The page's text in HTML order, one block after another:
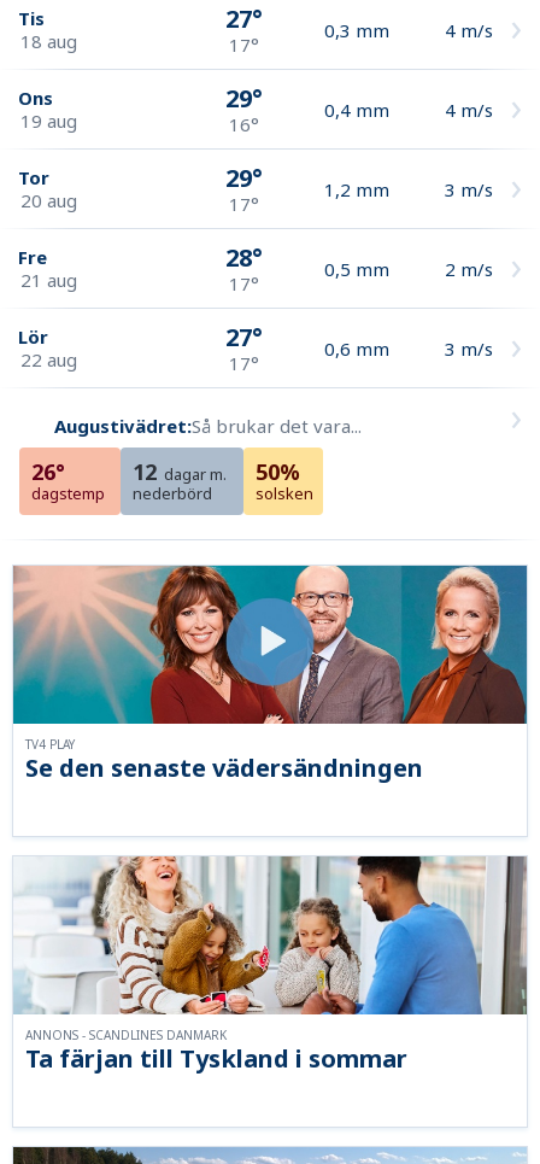
Tis
18 aug
27°
17°
0,3 mm 4 m/s
Ons
19 aug
29°
16°
0,4 mm 4 m/s
Tor
20 aug
29°
17°
1,2 mm 3 m/s
Fre
21 aug
28°
17°
0,5 mm 2 m/s
Lör
22 aug
27°
17°
0,6 mm 3 m/s
Augustivädret:Så brukar det vara...
26°
dagstemp
12 dagar m.
nederbörd
50%
solsken
Se den senaste vädersändningen
TV4 PLAY
Ta färjan till Tyskland i sommar
ANNONS - SCANDLINES DANMARK